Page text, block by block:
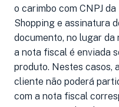
o carimbo com CNPJ
Shopping e assinatura
documento, no lugar
a nota fiscal é enviada
produto. Nestes casos,
cliente não poderá
com a nota fiscal